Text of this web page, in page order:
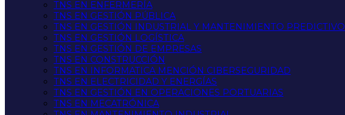
TNS EN ENFERMERÍA
TNS EN GESTIÓN PÚBLICA
TNS EN GESTIÓN INDUSTRIAL Y MANTENIMIENTO PREDICTIVO
TNS EN GESTIÓN LOGÍSTICA
TNS EN GESTIÓN DE EMPRESAS
TNS EN CONSTRUCCIÓN
TNS EN INFORMATICA MENCIÓN CIBERSEGURIDAD
TNS EN ELECTRICIDAD Y ENERGÍAS
TNS EN GESTIÓN EN OPERACIONES PORTUARIAS
TNS EN MECATRÓNICA